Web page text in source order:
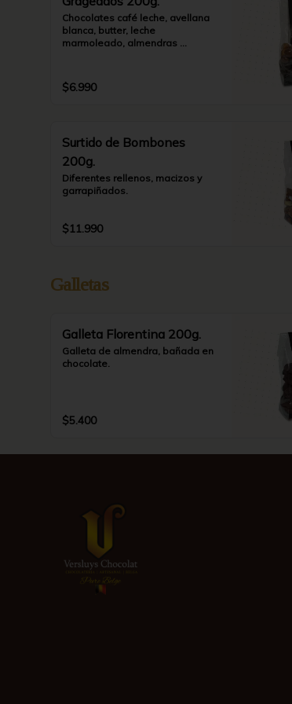
Chocolates café leche, avellana
blanca, butter, leche
marmoleado, almendras
$6.990
Surtido de Bombones
200g.
Diferentes rellenos, macizos y
garrapiñados.
$11.990
Galletas
Galleta Florentina 200g.
Galleta de almendra, bañada en
chocolate.
$5.400